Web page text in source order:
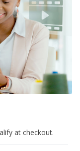
at checkout.